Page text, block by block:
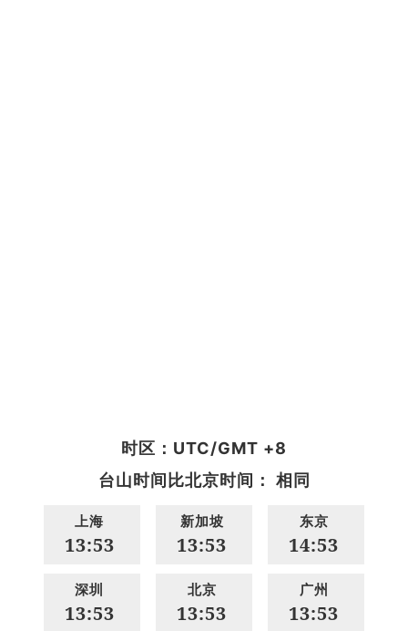
时区：UTC/GMT +8
台山时间比北京时间： 相同
上海
13:53
新加坡
13:53
东京
14:53
深圳
13:53
北京
13:53
广州
13:53